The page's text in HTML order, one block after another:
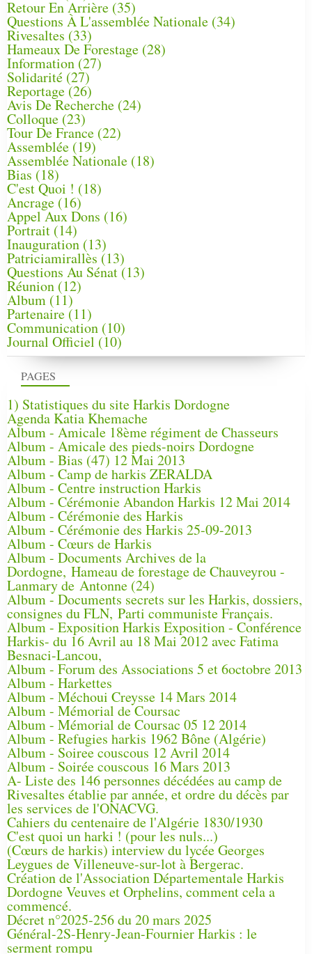
PAGES
1) Statistiques du site Harkis Dordogne
Agenda Katia Khemache
Album - Amicale 18ème régiment de Chasseurs
Album - Amicale des pieds-noirs Dordogne
Album - Bias (47) 12 Mai 2013
Album - Camp de harkis ZERALDA
Album - Centre instruction Harkis
Album - Cérémonie Abandon Harkis 12 Mai 2014
Album - Cérémonie des Harkis
Album - Cérémonie des Harkis 25-09-2013
Album - Cœurs de Harkis
Album - Documents Archives de la
Dordogne, Hameau de forestage de Chauveyrou -
Lanmary de Antonne (24)
Album - Documents secrets sur les Harkis, dossiers,
consignes du FLN, Parti communiste Français.
Album - Exposition Harkis Exposition - Conférence
Harkis- du 16 Avril au 18 Mai 2012 avec Fatima
Besnaci-Lancou,
Album - Forum des Associations 5 et 6octobre 2013
Album - Harkettes
Album - Méchoui Creysse 14 Mars 2014
Album - Mémorial de Coursac
Album - Mémorial de Coursac 05 12 2014
Album - Refugies harkis 1962 Bône (Algérie)
Album - Soiree couscous 12 Avril 2014
Album - Soirée couscous 16 Mars 2013
A- Liste des 146 personnes décédées au camp de
Rivesaltes établie par année, et ordre du décès par
les services de l'ONACVG.
Cahiers du centenaire de l'Algérie 1830/1930
C'est quoi un harki ! (pour les nuls...)
(Cœurs de harkis) interview du lycée Georges
Leygues de Villeneuve-sur-lot à Bergerac.
Création de l'Association Départementale Harkis
Dordogne Veuves et Orphelins, comment cela a
commencé.
Décret n°2025-256 du 20 mars 2025
Général-2S-Henry-Jean-Fournier Harkis : le
serment rompu
Retour En Arrière (35)
Questions À L'assemblée Nationale (34)
Rivesaltes (33)
Hameaux De Forestage (28)
Information (27)
Solidarité (27)
Reportage(26)
Avis De Recherche (24)
Colloque (23)
Tour De France (22)
Assemblée (19)
Assemblée Nationale (18)
Bias (18)
C'est Quoi ! (18)
Ancrage (16)
Appel Aux Dons (16)
Portrait (14)
Inauguration (13)
Patriciamirallès (13)
Questions Au Sénat(13)
Réunion (12)
Album (11)
Partenaire(11)
Communication (10)
Journal Officiel (10)